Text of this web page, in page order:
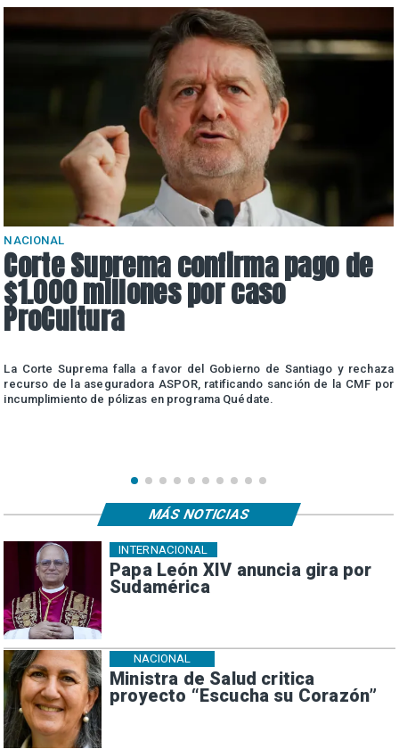
NACIONAL
Corte Suprema confirma pago de
$1.000 millones por caso
ProCultura
La Corte Suprema falla a favor del Gobierno de Santiago y rechaza
recurso de la aseguradora ASPOR, ratificando sanción de la CMF por
incumplimiento de pólizas en programa Quédate.
Papa León XIV anuncia gira por
Sudamérica
INTERNACIONAL
Ministra de Salud critica
proyecto “Escucha su Corazón”
NACIONAL
MÁS NOTICIAS